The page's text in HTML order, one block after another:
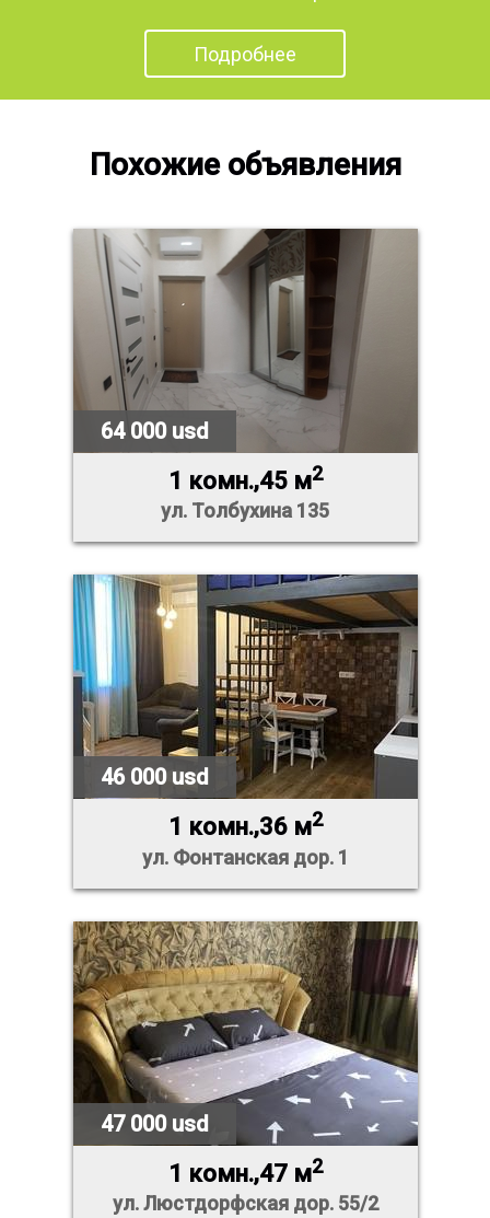
Подробнее
Похожие объявления
64 000 usd
1 комн.,45 м2
ул. Толбухина 135
46 000 usd
1 комн.,36 м2
ул. Фонтанская дор. 1
47 000 usd
1 комн.,47 м2
ул. Люстдорфская дор. 55/2